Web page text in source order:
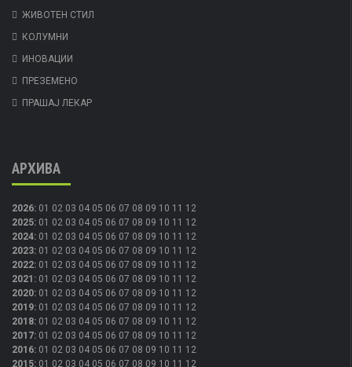
ЖИВОТЕН СТИЛ
КОЛУМНИ
ИНОВАЦИИ
ПРЕЗЕМЕНО
ПРАШАЈ ЛЕКАР
АРХИВА
2026: 01 02 03 04 05 06 07 08 09 10 11 12
2025: 01 02 03 04 05 06 07 08 09 10 11 12
2024: 01 02 03 04 05 06 07 08 09 10 11 12
2023: 01 02 03 04 05 06 07 08 09 10 11 12
2022: 01 02 03 04 05 06 07 08 09 10 11 12
2021 : 01 02 03 04 05 06 07 08 09 10 11 12
2020: 01 02 03 04 05 06 07 08 09 10 11 12
2019: 01 02 03 04 05 06 07 08 09 10 11 12
2018: 01 02 03 04 05 06 07 08 09 10 11 12
2017: 01 02 03 04 05 06 07 08 09 10 11 12
2016: 01 02 03 04 05 06 07 08 09 10 11 12
2015: 01 02 03 04 05 06 07 08 09 10 11 12